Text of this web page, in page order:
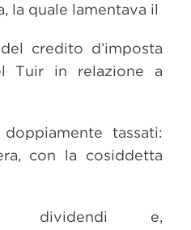
la quale lamentava il
credito d’imposta
Tuir in relazione a
tassati:
con la cosiddetta
dividendi e,